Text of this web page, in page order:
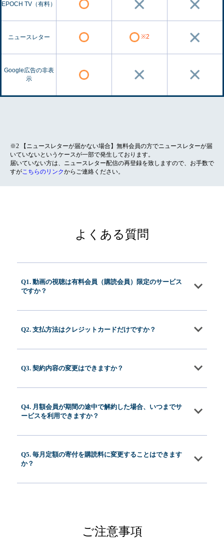
EPOCH TV（有料）
ニュースレター ※2
Google広告の非表
示
※2 【ニュースレターが届かない場合】無料会員の方でニュースレターが届
いていないというケースが一部で発生しております。
届いていない方は、ニュースレター配信の再登録を致しますので、お手数で
すがこちらのリンクからご連絡ください。
よくある質問
Q1. 動画の視聴は有料会員（購読会員）限定のサービス
ですか？
Q2. 支払方法はクレジットカードだけですか？
Q3. 契約内容の変更はできますか？
Q4. 月額会員が期間の途中で解約した場合、いつまでサ
ービスを利用できますか？
Q5. 毎月定額の寄付を購読料に変更することはできます
か？
ご注意事項